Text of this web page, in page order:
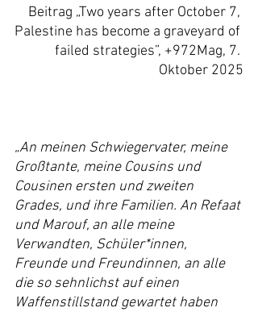
Beitrag „Two years after October 7,
Palestine has become a graveyard of
failed strategies”, +972Mag, 7.
Oktober 2025
„An meinen Schwiegervater, meine
Großtante, meine Cousins und
Cousinen ersten und zweiten
Grades, und ihre Familien. An Refaat
und Marouf, an alle meine
Verwandten, Schüler*innen,
Freunde und Freundinnen, an alle
die so sehnlichst auf einen
Waffenstillstand gewartet haben